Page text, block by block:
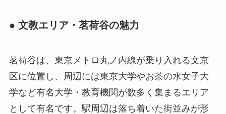
● 文教エリア・茗荷谷の魅力
茗荷谷は、東京メトロ丸ノ内線が乗り入れる文京
区に位置し、周辺には東京大学やお茶の水女子大
学など有名大学・教育機関が数多く集まるエリア
として有名です。駅周辺は落ち着いた街並みが形